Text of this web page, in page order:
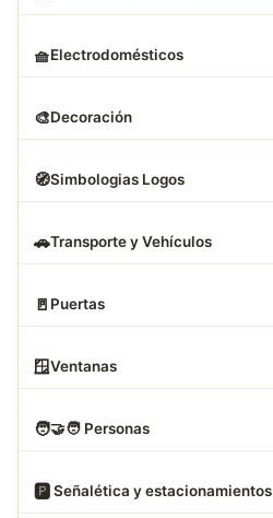
🧺Electrodomésticos
🎨Decoración
🧭Simbologias Logos
🚗Transporte y Vehículos
🚪 Puertas
🪟Ventanas
🧑‍🤝‍🧑 Personas
🅿️ Señalética y estacionamientos